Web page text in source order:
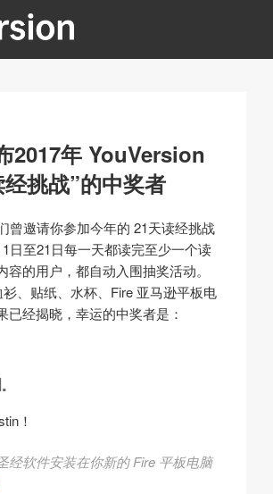
2017年 YouVersion
挑战”的中奖者
曾邀请你参加今年的 21天读经挑战
日至21日每一天都读完至少一个读
容的用户，都自动入围抽奖活动。
、贴纸、水杯、Fire 亚马逊平板电
已经揭晓，幸运的中奖者是：
！
经软件安装在你新的 Fire 平板电脑